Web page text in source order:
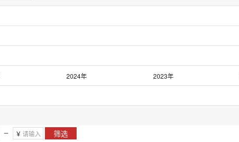
2024年 2023年
2014年 2013年
￥ 筛选